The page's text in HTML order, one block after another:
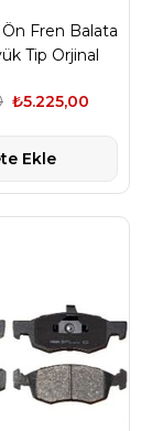
Fren Balata
Tip Orjinal
₺5.225,00
Ekle